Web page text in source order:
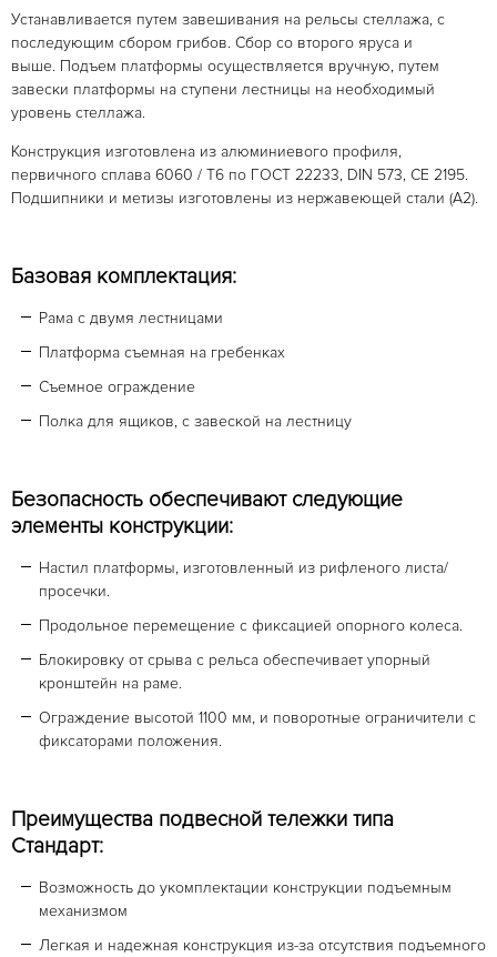
Устанавливается путем завешивания на рельсы стеллажа, с
последующим сбором грибов. Сбор со второго яруса и
выше. Подъем платформы осуществляется вручную, путем
завески платформы на ступени лестницы на необходимый
уровень стеллажа.
Конструкция изготовлена из алюминиевого профиля,
первичного сплава 6060 / Т6 по ГОСТ 22233, DIN 573, CE 2195.
Подшипники и метизы изготовлены из нержавеющей стали (А2).
Базовая комплектация:
Рама с двумя лестницами
Платформа съемная на гребенках
Съемное ограждение
Полка для ящиков, с завеской на лестницу
Безопасность обеспечивают следующие
элементы конструкции:
Настил платформы, изготовленный из рифленого листа/
просечки.
Продольное перемещение с фиксацией опорного колеса.
Блокировку от срыва с рельса обеспечивает упорный
кронштейн на раме.
Ограждение высотой 1100 мм, и поворотные ограничители с
фиксаторами положения.
Преимущества подвесной тележки типа
Стандарт:
Возможность до укомплектации конструкции подъемным
механизмом
Легкая и надежная конструкция из-за отсутствия подъемного